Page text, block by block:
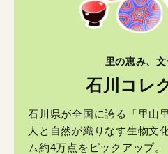
里の恵み、文
石川コレ
石川県が全国に誇る「里山
人と自然が織りなす生物文
ム約4万点をピックアップ。